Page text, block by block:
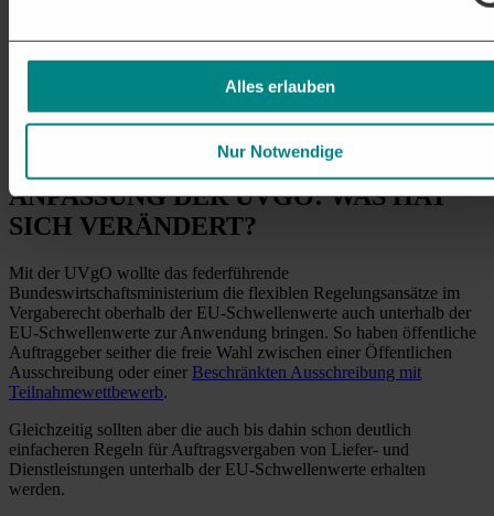
Alles erlauben
Nur Notwendige
Auch für die Vergabe von Liefer- oder Dienstleistungsaufträgen
einer Auslandsdienststelle im Ausland oder einer inländischen
Dienststelle, die im Ausland für einen dort zu deckenden Bedarf
beschafft, kann eine solche Wertgrenze festgesetzt werden.
ANPASSUNG DER UVGO: WAS HAT
SICH VERÄNDERT?
Mit der UVgO wollte das federführende
Bundeswirtschaftsministerium die flexiblen Regelungsansätze im
Vergaberecht oberhalb der EU-Schwellenwerte auch unterhalb der
EU-Schwellenwerte zur Anwendung bringen. So haben öffentliche
Auftraggeber seither die freie Wahl zwischen einer Öffentlichen
Ausschreibung oder einer Beschränkten Ausschreibung mit
Teilnahmewettbewerb.
Gleichzeitig sollten aber die auch bis dahin schon deutlich
einfacheren Regeln für Auftragsvergaben von Liefer- und
Dienstleistungen unterhalb der EU-Schwellenwerte erhalten
werden.